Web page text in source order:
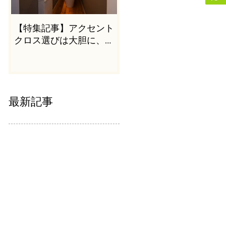
【特集記事】アクセント
クロス選びは大胆に、か
最新記事